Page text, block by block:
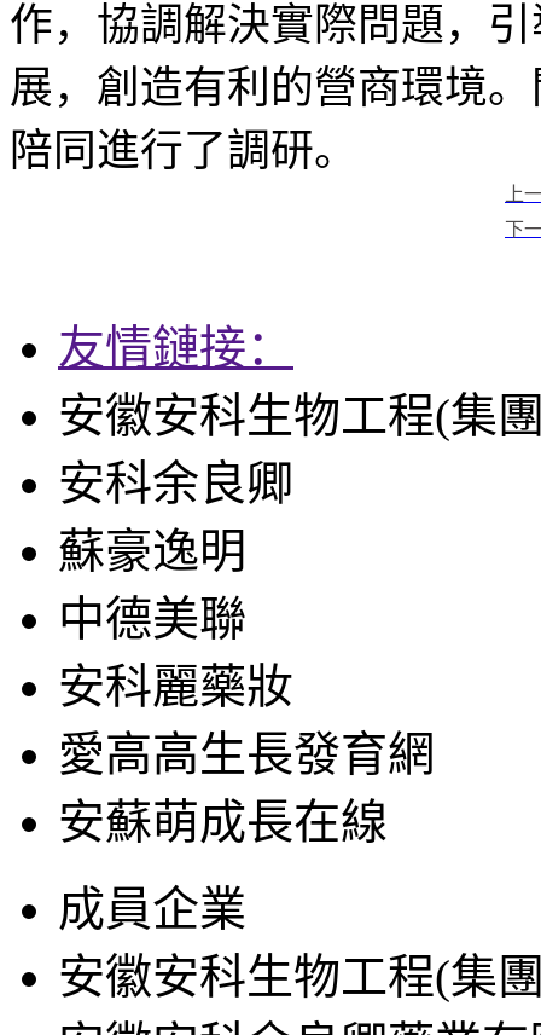
作，協調解決實際問題，
展，創造有利的營商環境
陪同進行了調研。
上
下
友情鏈接：
安徽安科生物工程(集
安科余良卿
蘇豪逸明
中德美聯
安科麗藥妝
愛高高生長發育網
安蘇萌成長在線
成員企業
安徽安科生物工程(集